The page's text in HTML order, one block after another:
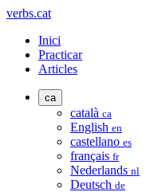
verbs.cat
Inici
Practicar
Articles
ca
català ca
English en
castellano es
français fr
Nederlands nl
Deutsch de